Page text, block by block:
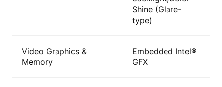
Shine (Glare-
type)
Video Graphics &
Memory
Embedded Intel®
GFX